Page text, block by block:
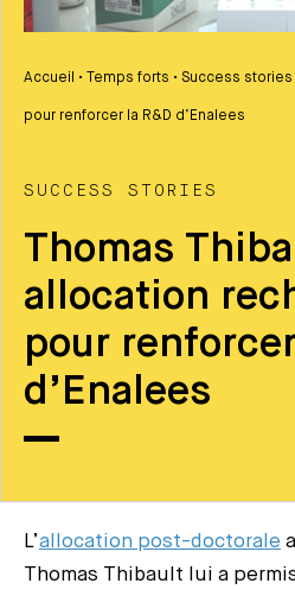
Accueil • Temps forts • Success stories
pour renforcer la R&D d’Enalees
SUCCESS STORIES
Thomas
allocation
pour
d’Enalees
L’allocation post-doctorale
Thomas Thibault lui a